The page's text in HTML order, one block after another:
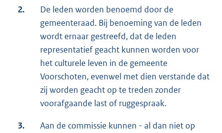
2.
De leden worden benoemd door de
gemeenteraad. Bij benoeming van de leden
wordt ernaar gestreefd, dat de leden
representatief geacht kunnen worden voor
het culturele leven in de gemeente
Voorschoten, evenwel met dien verstande dat
zij worden geacht op te treden zonder
voorafgaande last of ruggespraak.
3.
Aan de commissie kunnen - al dan niet op